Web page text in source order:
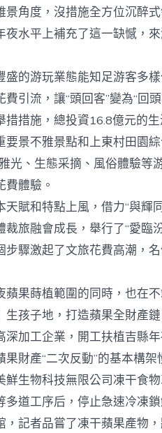
景角度，沒措施全方位沉醉
夜水平上補充了這一缺憾，
的游玩業態能知足游客多樣
引流，讓“頭回客”變為“回
措措施，總投資16.8億元的
要景不雅景點和上東村田園
光、生態采摘、風俗體驗等
費體驗。
和特點上風，借力“與輝
旅融會成長，舉行了“愛臨
步驟激起了文旅花費高潮，
果蒔植範圍的同時，也在不
生孩子地，打造蘋果全財產
深加工企業，開工扶植吉縣
財產“二次反動”的基本構架
生物科技無限公司凍干食物
多道工序后，停止急速冷凍
，記者品嘗了凍干蘋果產物